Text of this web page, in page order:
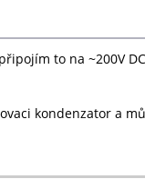
to na ~200V
kondenzator a